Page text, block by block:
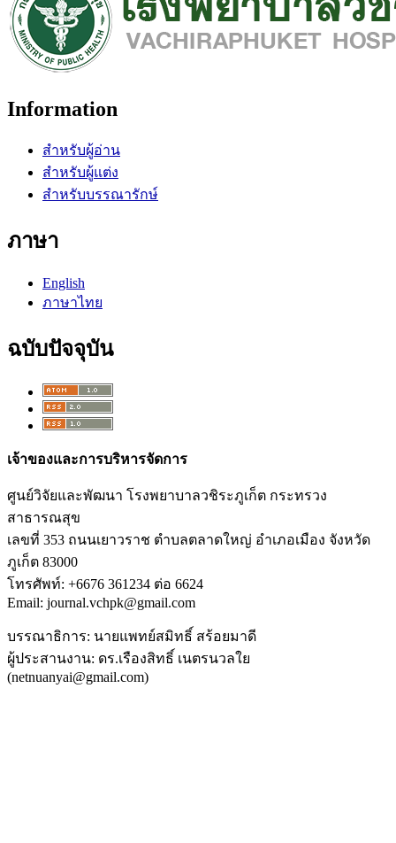
Information
สำหรับผู้อ่าน
สำหรับผู้แต่ง
สำหรับบรรณารักษ์
ภาษา
English
ภาษาไทย
ฉบับปัจจุบัน
เจ้าของและการบริหารจัดการ
ศูนย์วิจัยและพัฒนา โรงพยาบาลวชิระภูเก็ต กระทรวง
สาธารณสุข
เลขที่ 353 ถนนเยาวราช ตำบลตลาดใหญ่ อำเภอเมือง จังหวัด
ภูเก็ต 83000
โทรศัพท์: +6676 361234 ต่อ 6624
Email: journal.vchpk@gmail.com
บรรณาธิการ: นายแพทย์สมิทธิ์ สร้อยมาดี
ผู้ประสานงาน: ดร.เรืองสิทธิ์ เนตรนวลใย
(netnuanyai@gmail.com)